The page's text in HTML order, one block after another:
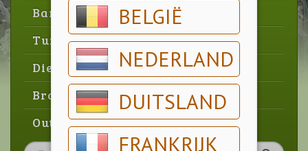
BELGIË
NEDERLAND
DUITSLAND
FRANKRIJK
Barbecue
Tuin
Dier
Brood & gebak
Outlet